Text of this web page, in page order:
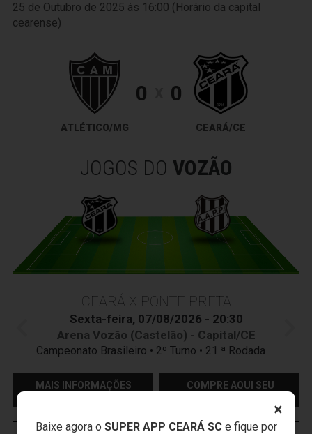
×
Baixe agora o SUPER APP CEARÁ SCe fique por
25 de Outubro de 2025 às 16:00 (Horário da capital
cearense)
ATLÉTICO/MG
0 0
CEARÁ/CE
JOGOS DO VOZÃO
CEARÁ X PONTE PRETA
Sexta-feira, 07/08/2026 - 20:30
Arena Vozão (Castelão) - Capital/CE
Campeonato Brasileiro • 2º Turno • 21 ª Rodada
MAIS INFORMAÇÕES
COMPRE AQUI SEU
INGRESSO